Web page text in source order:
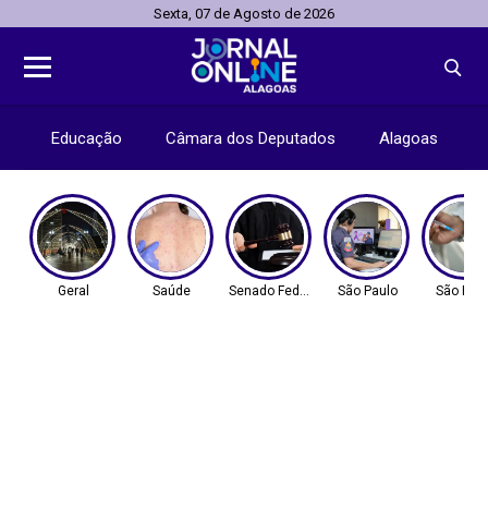
Sexta, 07 de Agosto de 2026
Educação Câmara dos Deputados Alagoas
Geral Saúde Senado Federal São Paulo São